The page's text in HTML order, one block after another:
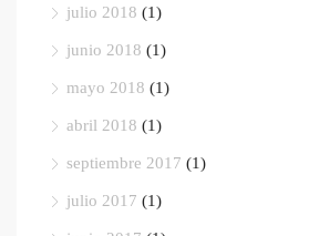
julio 2018 (1)
junio 2018 (1)
mayo 2018 (1)
abril 2018 (1)
septiembre 2017 (1)
julio 2017 (1)